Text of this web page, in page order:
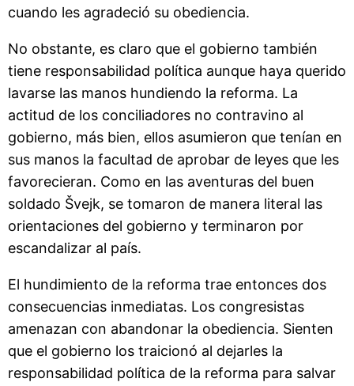
cuando les agradeció su obediencia.
No obstante, es claro que el gobierno también
tiene responsabilidad política aunque haya querido
lavarse las manos hundiendo la reforma. La
actitud de los conciliadores no contravino al
gobierno, más bien, ellos asumieron que tenían en
sus manos la facultad de aprobar de leyes que les
favorecieran. Como en las aventuras del buen
soldado Švejk, se tomaron de manera literal las
orientaciones del gobierno y terminaron por
escandalizar al país.
El hundimiento de la reforma trae entonces dos
consecuencias inmediatas. Los congresistas
amenazan con abandonar la obediencia. Sienten
que el gobierno los traicionó al dejarles la
responsabilidad política de la reforma para salvar